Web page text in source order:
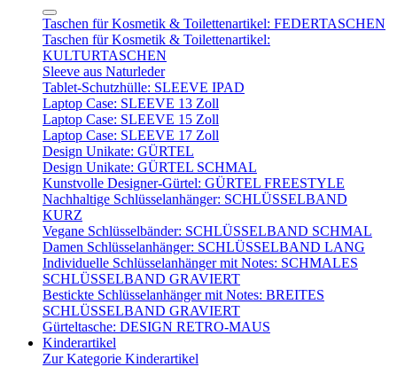
Taschen für Kosmetik & Toilettenartikel: FEDERTASCHEN
Taschen für Kosmetik & Toilettenartikel:
KULTURTASCHEN
Sleeve aus Naturleder
Tablet-Schutzhülle: SLEEVE IPAD
Laptop Case: SLEEVE 13 Zoll
Laptop Case: SLEEVE 15 Zoll
Laptop Case: SLEEVE 17 Zoll
Design Unikate: GÜRTEL
Design Unikate: GÜRTEL SCHMAL
Kunstvolle Designer-Gürtel: GÜRTEL FREESTYLE
Nachhaltige Schlüsselanhänger: SCHLÜSSELBAND
KURZ
Vegane Schlüsselbänder: SCHLÜSSELBAND SCHMAL
Damen Schlüsselanhänger: SCHLÜSSELBAND LANG
Individuelle Schlüsselanhänger mit Notes: SCHMALES
SCHLÜSSELBAND GRAVIERT
Bestickte Schlüsselanhänger mit Notes: BREITES
SCHLÜSSELBAND GRAVIERT
Gürteltasche: DESIGN RETRO-MAUS
Kinderartikel
Zur Kategorie Kinderartikel